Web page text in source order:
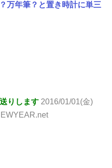
万年筆？と置き時計に単三
りします 2016/01/01(金)